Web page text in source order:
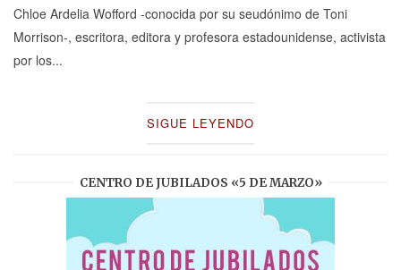
Chloe Ardelia Wofford -conocida por su seudónimo de Toni
Morrison-, escritora, editora y profesora estadounidense, activista
por los...
SIGUE LEYENDO
CENTRO DE JUBILADOS «5 DE MARZO»